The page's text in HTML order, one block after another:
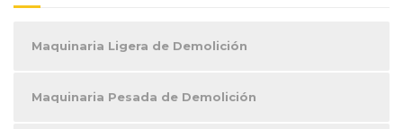
Maquinaria Ligera de Demolición
Maquinaria Pesada de Demolición